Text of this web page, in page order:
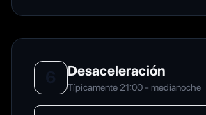
Desaceleración
Típicamente 21:00 - medianoche